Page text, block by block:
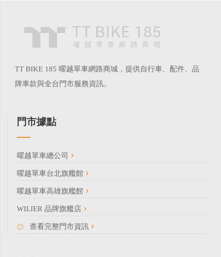
TT BIKE 185 曜越單車網路商城，提供自行車、配件、品
牌車款與全台門市服務資訊。
門市據點
曜越單車總公司
曜越單車台北旗艦館
曜越單車高雄旗艦館
WILIER 品牌旗艦店
查看完整門市資訊